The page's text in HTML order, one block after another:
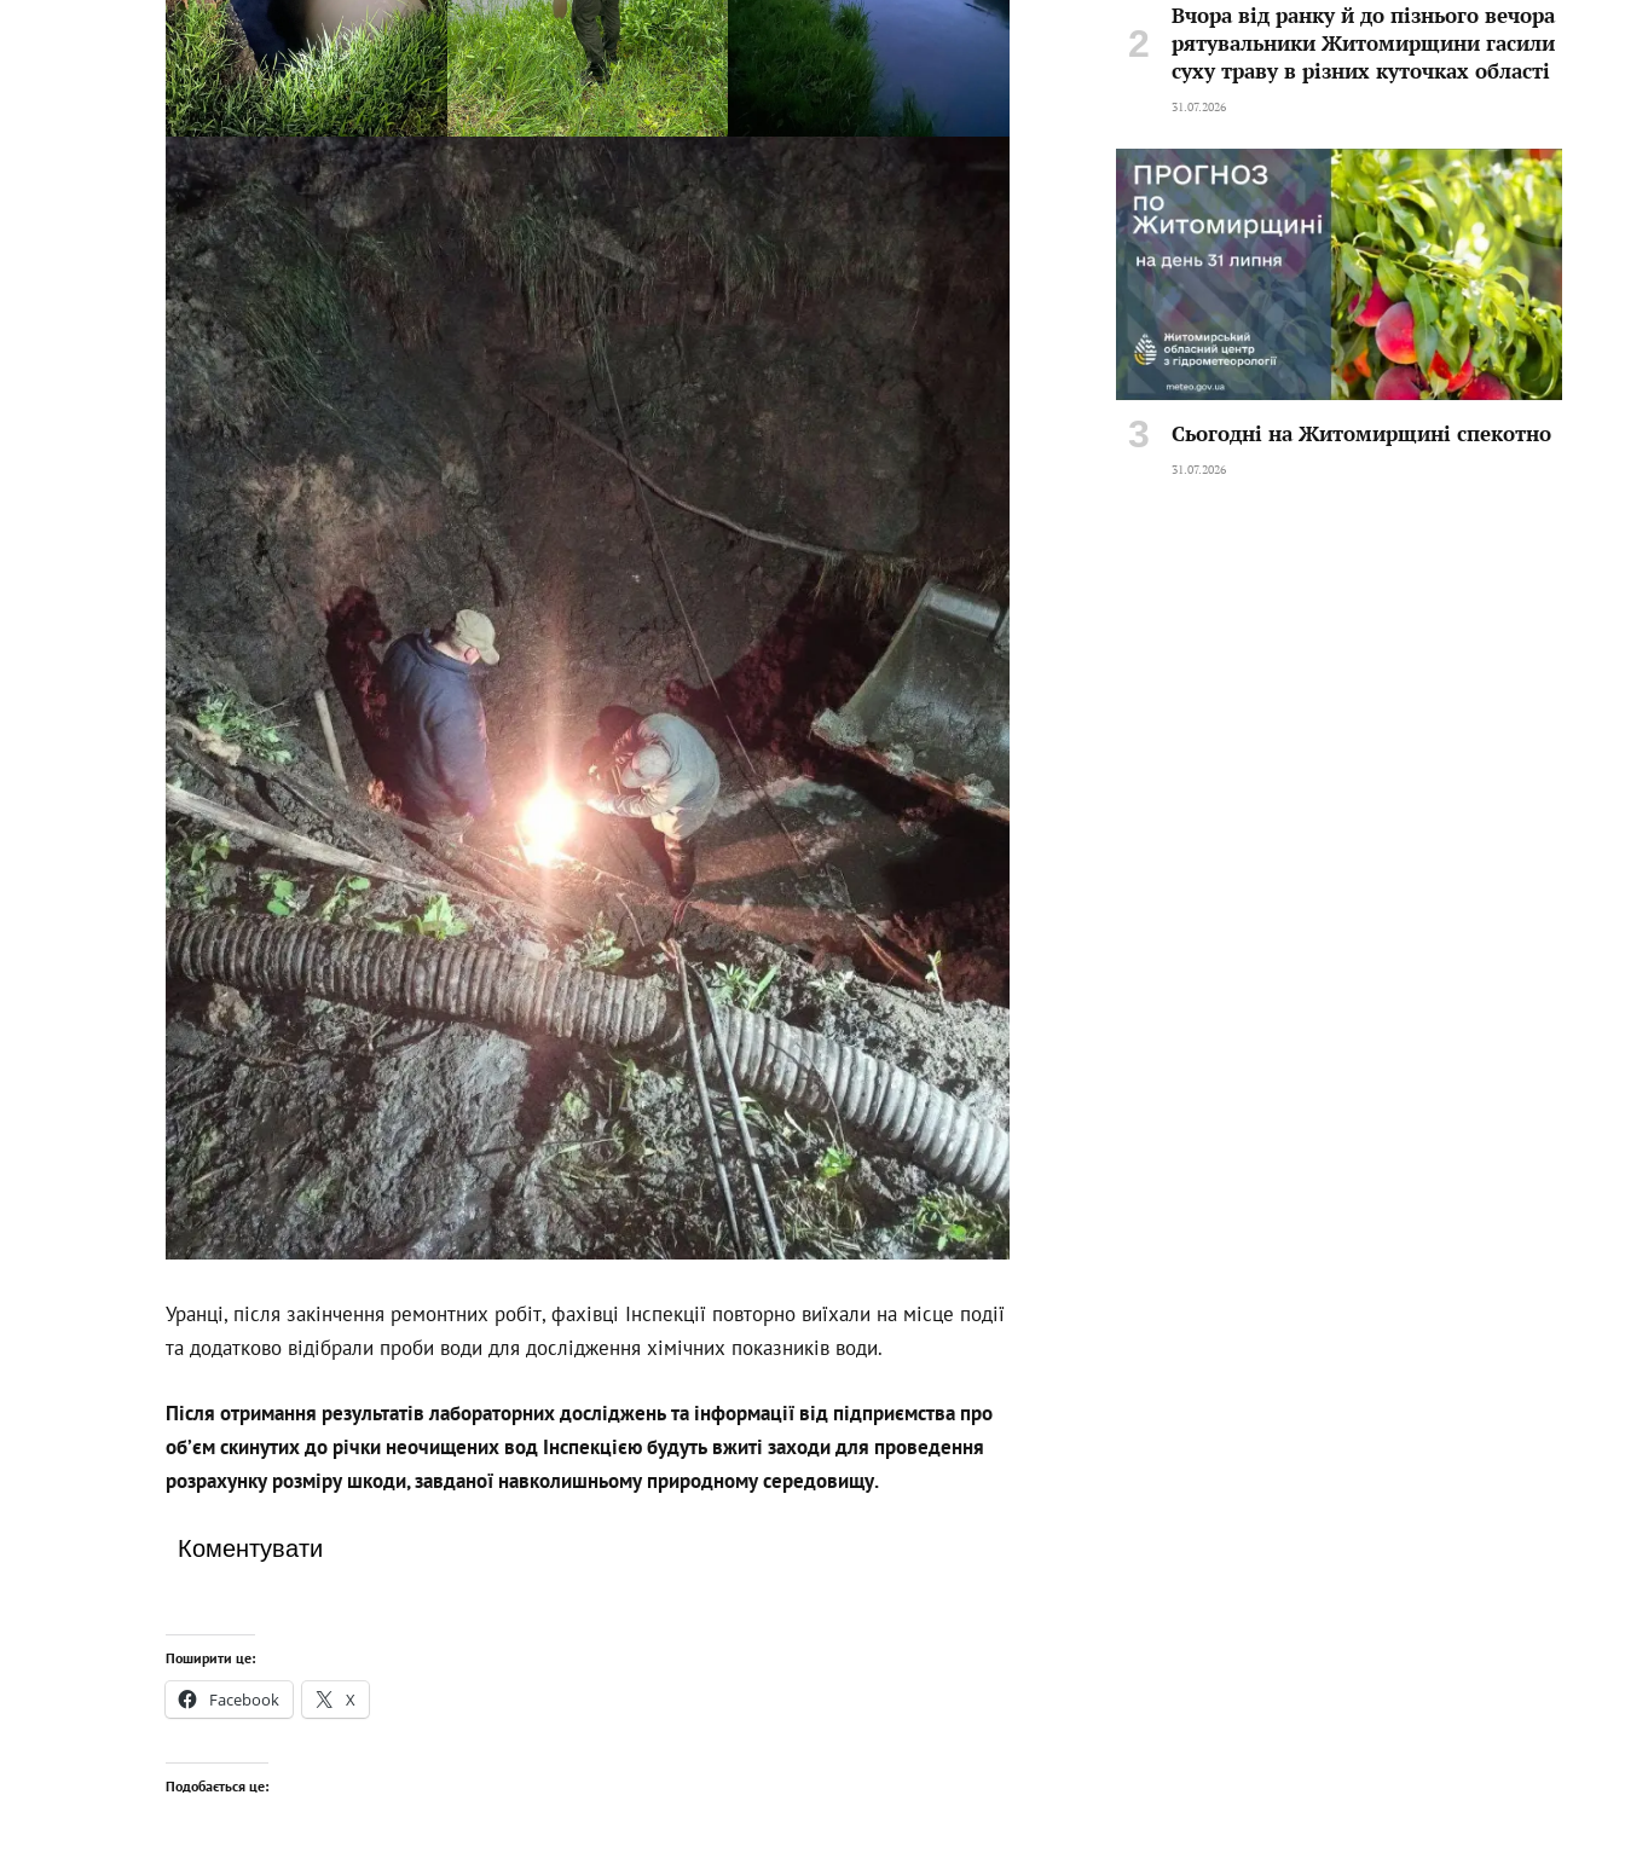
Уранці, після закінчення ремонтних робіт, фахівці Інспекції повторно виїхали на місце події
та додатково відібрали проби води для дослідження хімічних показників води.
Після отримання результатів лабораторних досліджень та інформації від підприємства про
об’єм скинутих до річки неочищених вод Інспекцією будуть вжиті заходи для проведення
розрахунку розміру шкоди, завданої навколишньому природному середовищу.
Коментувати
Поширити це:
Facebook X
Подобається це:
Вчора від ранку й до пізнього вечора
рятувальники Житомирщини гасили
суху траву в різних куточках області
31.07.2026
Сьогодні на Житомирщині спекотно
31.07.2026